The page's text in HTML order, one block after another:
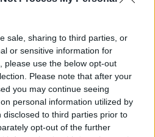
sale, sharing to third parties, or
or sensitive information for
please use the below opt-out
Please note that after your
you may continue seeing
personal information utilized by
to third parties prior to
opt-out of the further
serà una oportunitat també
gaudir de les Festes Majors
de 2026
lidera el cartell musical de les